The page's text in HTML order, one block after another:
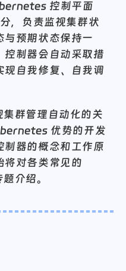
控制平面
，负责监视集群状
与预期状态保持一
制器会自动采取措
自我修复、自我调
群管理自动化的关
优势的开发
器的概念和工作原
对各类常见的